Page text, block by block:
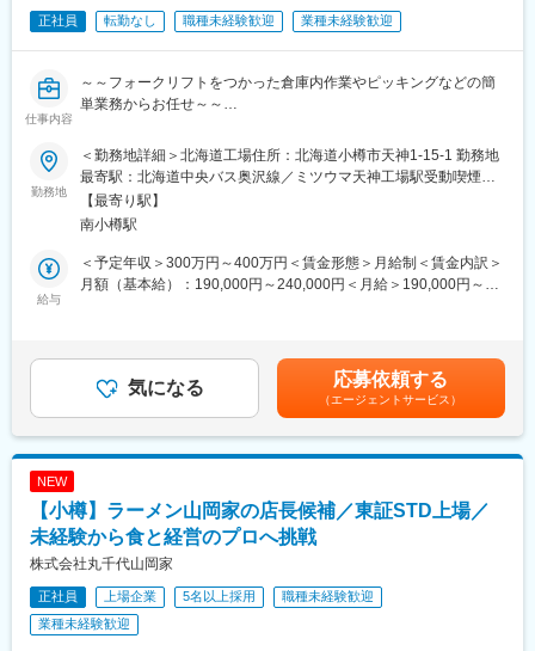
て、官公庁・民間企業との豊富な取引実績があります。
◎既存顧客中心の営業スタイル…長年お付き合いのあるお客様へ
ます。
◎営業部門の中核として活躍できる…プレイヤーとして成果を出
す。
変更の範囲：会社の定める業務
■営業スタイル
お問い合わせが中心
・官公庁・民間案件の割合は半々程度
■出張頻度
・月1回程度（1&#12316;2泊）
・関東～九州（担当案件による）
・出張時は日当手当あり（5,000円／日）
・宿泊費は全額会社負担
・稀に海外出張もございますが、基本的には国内出張となりま
す。
■業務のやりがい
◎地域の未来をつくる仕事…学校や公共施設、道路など、地域に
◎経営層・官公庁との折衝経験…企業の経営層や行政担当者との
く関わり、自らの提案でプロジェクトを動かすやりがいがありま
す。
◎地域トップクラスの知名度と信頼…創業80年以上。小樽に根差
した総合建設会社として、地域から厚い信頼をいただいていま
正社員 転勤なし 職種未経験歓迎 業種未経験歓迎
仕事内容
～～フォークリフトをつかった倉庫内作業やピッキングなどの簡
単業務からお任せ～～
実◎社員を大切にする風土です！
◆鮮魚やハムの真空パック／ゼリーのフタなど身近な製品にも使
われるフィルムのメーカーです！
■職務内容：
高機能フィルムの先進メーカーである同社で完成した製品出荷・
物流業務をお任せします
＜具体的な業務内容＞
・各地への運送手配
※フォークリフトを使った業務が発生します（入社後の資格取得支
援あり）
い」という指示書が届きます。その指示内容をもとに倉庫内から
ピッキング、梱包を行い、発送まで行います。倉庫内の在庫管理
などもお任せします。
■クリロン化成のフィルムについて：
同社では内容物の魅力を惹きたてる／酸化を防ぎ日持ちをさせ
る など機能性の高いフィルムを製造しています。
勤務地
＜勤務地詳細＞北海道工場住所：北海道小樽市天神1-15-1 勤務地
最寄駅：北海道中央バス奥沢線／ミツウマ天神工場駅受動喫煙対
策：屋内全面禁煙変更の範囲：会社の定める事業所
【最寄り駅】
南小樽駅
給与
＜予定年収＞300万円～400万円＜賃金形態＞月給制＜賃金内訳＞
月額（基本給）：190,000円～240,000円＜月給＞190,000円～
気になる 応募依頼する
（エージェントサービス）
NEW
【小樽】ラーメン山岡家の店長候補／東証STD上場／
未経験から食と経営のプロへ挑戦
株式会社丸千代山岡家
正社員 上場企業 5名以上採用
職種未経験歓迎
業種未経験歓迎